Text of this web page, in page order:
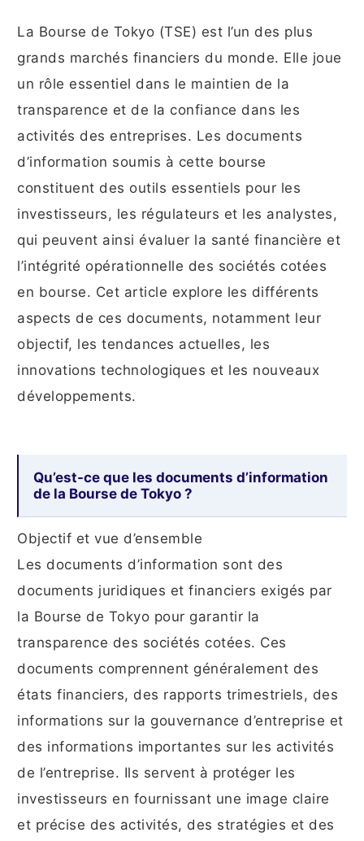
La Bourse de Tokyo (TSE) est l’un des plus
grands marchés financiers du monde. Elle joue
un rôle essentiel dans le maintien de la
transparence et de la confiance dans les
activités des entreprises. Les documents
d’information soumis à cette bourse
constituent des outils essentiels pour les
investisseurs, les régulateurs et les analystes,
qui peuvent ainsi évaluer la santé financière et
l’intégrité opérationnelle des sociétés cotées
en bourse. Cet article explore les différents
aspects de ces documents, notamment leur
objectif, les tendances actuelles, les
innovations technologiques et les nouveaux
développements.
Qu’est-ce que les documents d’information
de la Bourse de Tokyo ?
Objectif et vue d’ensemble
Les documents d’information sont des
documents juridiques et financiers exigés par
la Bourse de Tokyo pour garantir la
transparence des sociétés cotées. Ces
documents comprennent généralement des
états financiers, des rapports trimestriels, des
informations sur la gouvernance d’entreprise et
des informations importantes sur les activités
de l’entreprise. Ils servent à protéger les
investisseurs en fournissant une image claire
et précise des activités, des stratégies et des